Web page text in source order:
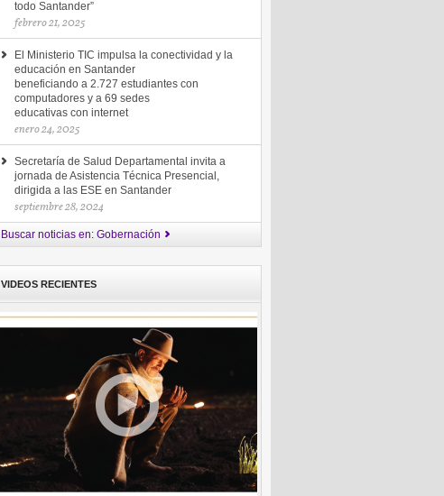
todo Santander”
febrero 21, 2025
El Ministerio TIC impulsa la conectividad y la
educación en Santander
beneficiando a 2.727 estudiantes con
computadores y a 69 sedes
educativas con internet
enero 24, 2025
Secretaría de Salud Departamental invita a
jornada de Asistencia Técnica Presencial,
dirigida a las ESE en Santander
septiembre 28, 2024
Buscar noticias en: Gobernación
VIDEOS RECIENTES